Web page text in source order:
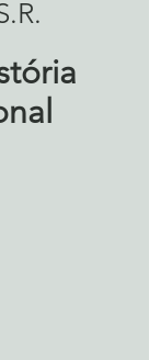
estrelas.